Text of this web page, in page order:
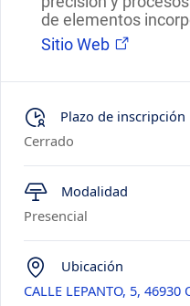
de elementos
Sitio Web
Plazo de inscripción
Cerrado
Modalidad
Presencial
Ubicación
CALLE LEPANTO, 5,